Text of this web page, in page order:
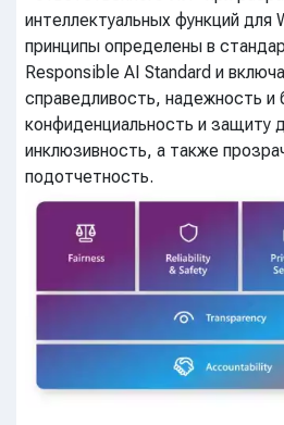
интеллектуальных функций для
принципы определены в
Responsible AI Standard и
справедливость, надежность и
конфиденциальность и защиту
инклюзивность, а также
подотчетность.